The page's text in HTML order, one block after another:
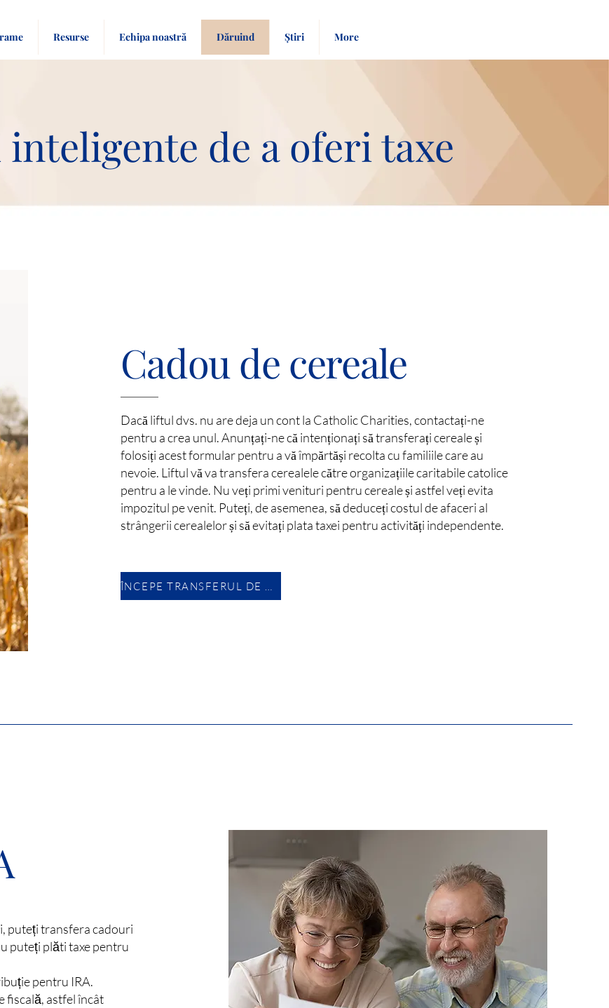
Resurse Echipa noastră Dăruind Știri More
de a oferi taxe
Cadou de cereale
Dacă liftul dvs. nu are deja un cont la Catholic Charities, contactați-ne
pentru a crea unul. Anunțați-ne că intenționați să transferați cereale și
folosiți acest formular pentru a vă împărtăși recolta cu familiile care au
nevoie. Liftul vă va transfera cerealele către organizațiile caritabile catolice
pentru a le vinde. Nu veți primi venituri pentru cereale și astfel veți evita
impozitul pe venit. Puteți, de asemenea, să deduceți costul de afaceri al
strângerii cerealelor și să evitați plata taxei pentru activități independente.
puteți transfera cadouri
puteți plăti taxe pentru
pentru IRA.
fiscală, astfel încât